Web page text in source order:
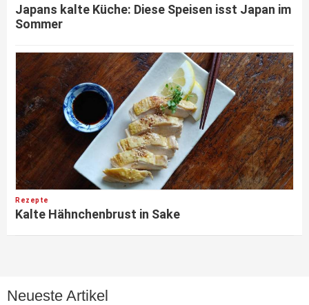
Japans kalte Küche: Diese Speisen isst Japan im
Sommer
Rezepte
Kalte Hähnchenbrust in Sake
Neueste Artikel